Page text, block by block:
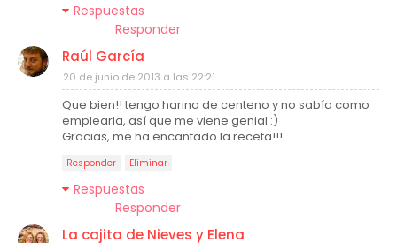
Respuestas
Responder
Raúl García
20 de junio de 2013 a las 22:21
Que bien!! tengo harina de centeno y no sabía como
emplearla, así que me viene genial :)
Gracias, me ha encantado la receta!!!
Responder Eliminar
Respuestas
Responder
La cajita de Nieves y Elena